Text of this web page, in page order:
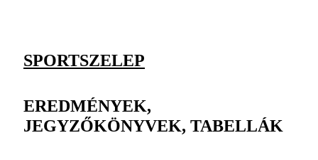
SPORTSZELEP
EREDMÉNYEK,
JEGYZŐKÖNYVEK, TABELLÁK